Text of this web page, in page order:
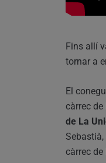
Fins allí
tornar a
El
càrrec
de La
càrrec de